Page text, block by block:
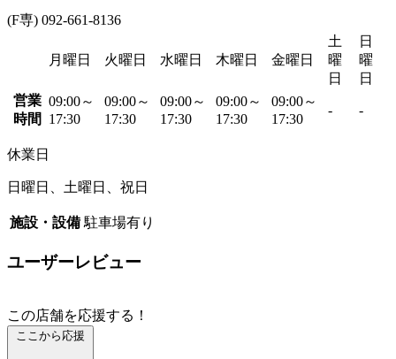
(F専) 092-661-8136
月曜日 火曜日 水曜日 木曜日 金曜日
土
曜
日
日
曜
日
営業
時間
09:00～
17:30
09:00～
17:30
09:00～
17:30
09:00～
17:30
09:00～
17:30
- -
休業日
日曜日、土曜日、祝日
施設・設備 駐車場有り
ユーザーレビュー
この店舗を応援する！
ここから応援